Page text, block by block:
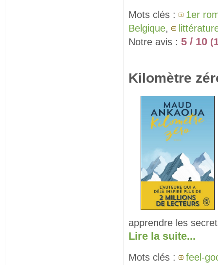
Mots clés :
1er
Belgique,
Notre avis : 5 / 10
Kilomètre
apprendre les
Lire la suite...
Mots clés :
feel-